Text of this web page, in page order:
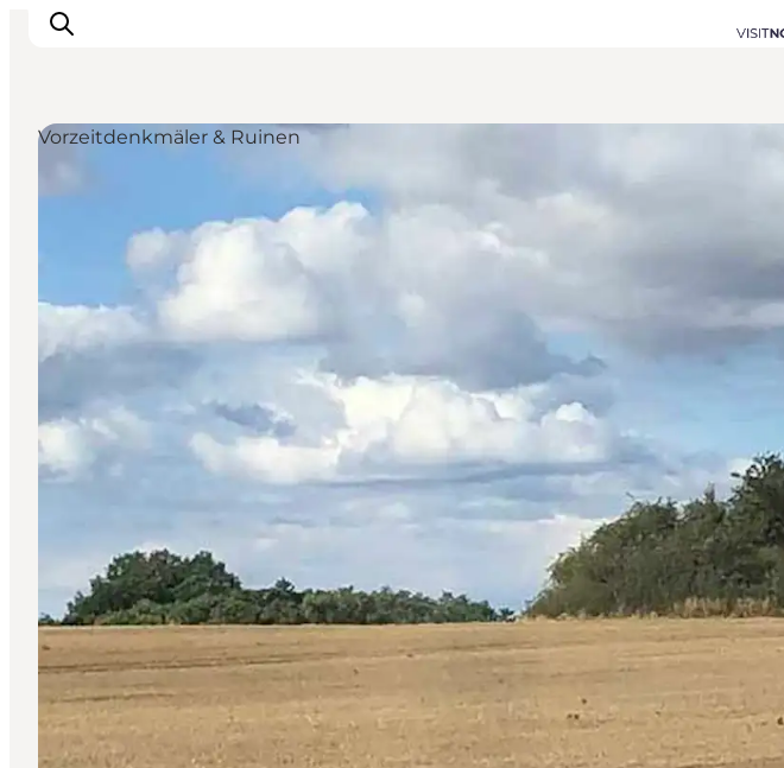
Erleben
Eventkalender
Essen und Trinken
Unterkünfte
Erlebnisbuchung
Vorzeitdenkmäler & Ruinen